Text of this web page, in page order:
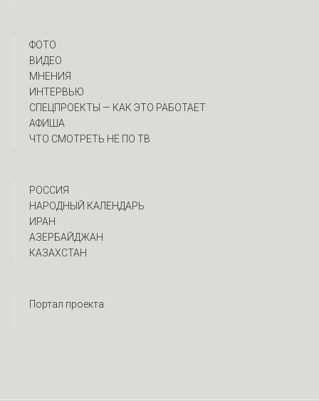
ФОТО
ВИДЕО
МНЕНИЯ
ИНТЕРВЬЮ
CПЕЦПРОЕКТЫ — КАК ЭТО РАБОТАЕТ
АФИША
ЧТО СМОТРЕТЬ НЕ ПО ТВ
РОССИЯ
НАРОДНЫЙ КАЛЕНДАРЬ
ИРАН
АЗЕРБАЙДЖАН
КАЗАХСТАН
Портал проекта